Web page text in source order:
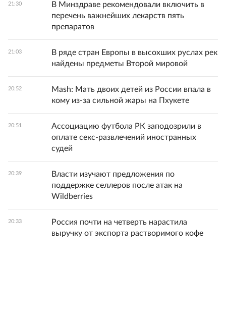
21:30
В Минздраве рекомендовали включить в
перечень важнейших лекарств пять
препаратов
21:03
В ряде стран Европы в высохших руслах рек
найдены предметы Второй мировой
20:52
Mash: Мать двоих детей из России впала в
кому из-за сильной жары на Пхукете
20:51
Ассоциацию футбола РК заподозрили в
оплате секс-развлечений иностранных
судей
20:39
Власти изучают предложения по
поддержке селлеров после атак на
Wildberries
20:33
Россия почти на четверть нарастила
выручку от экспорта растворимого кофе